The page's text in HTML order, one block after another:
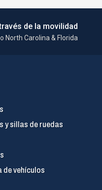
de la movilidad
North Carolina & Florida
y sillas de ruedas
de vehículos